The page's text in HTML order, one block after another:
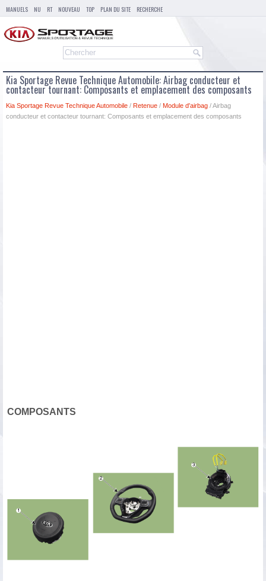
MANUELS NU RT NOUVEAU TOP PLAN DU SITE RECHERCHE
Kia Sportage Revue Technique Automobile: Airbag conducteur et
contacteur tournant: Composants et emplacement des composants
Kia Sportage Revue Technique Automobile / Retenue / Module d′airbag / Airbag
conducteur et contacteur tournant: Composants et emplacement des composants
COMPOSANTS